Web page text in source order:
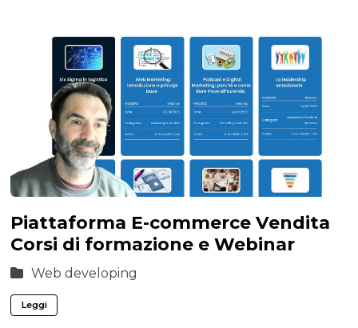
Piattaforma E-commerce Vendita
Corsi di formazione e Webinar
Web developing
Leggi